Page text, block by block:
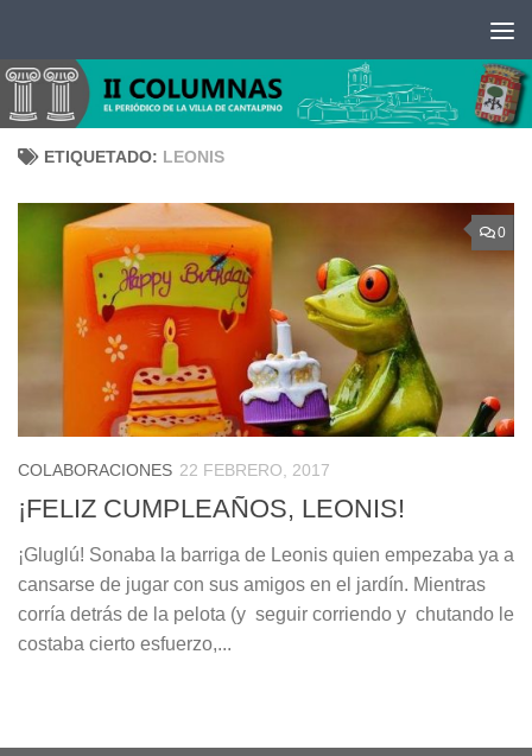
ETIQUETADO: LEONIS
0
COLABORACIONES 22 FEBRERO, 2017
¡FELIZ CUMPLEAÑOS, LEONIS!
¡Gluglú! Sonaba la barriga de Leonis quien empezaba ya a
cansarse de jugar con sus amigos en el jardín. Mientras
corría detrás de la pelota (y seguir corriendo y chutando le
costaba cierto esfuerzo,...